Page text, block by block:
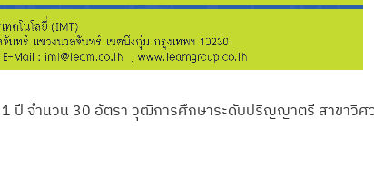
1 ปี จำนวน 30 อัตรา วุฒิการศึกษาระดับปริญญาตรี สาขาวิศ